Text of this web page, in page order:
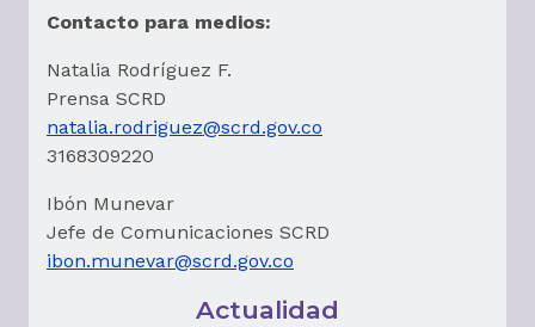
Contacto para medios:
Natalia Rodríguez F.
Prensa SCRD
natalia.rodriguez@scrd.gov.co
3168309220
Ibón Munevar
Jefe de Comunicaciones SCRD
ibon.munevar@scrd.gov.co
Actualidad